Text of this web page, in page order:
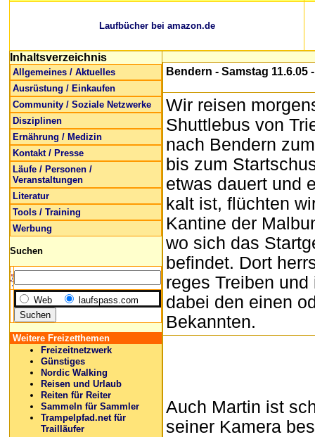
Laufbücher bei amazon.de
Inhaltsverzeichnis
Allgemeines / Aktuelles
Ausrüstung / Einkaufen
Community / Soziale Netzwerke
Disziplinen
Ernährung / Medizin
Kontakt / Presse
Läufe / Personen /
Veranstaltungen
Literatur
Tools / Training
Werbung
Suchen
Web laufspass.com
Weitere Freizetthemen
Freizeitnetzwerk
Günstiges
Nordic Walking
Reisen und Urlaub
Reiten für Reiter
Sammeln für Sammler
Trampelpfad.net für
Trailläufer
Bendern - Samstag 11.6.05
Wir reisen
Shuttlebus von
nach Bendern
bis zum
etwas dauert und
kalt ist, flüchten
Kantine der
wo sich das
befindet. Dort
reges Treiben
dabei den einen
Bekannten.
Auch Martin ist
seiner Kamera